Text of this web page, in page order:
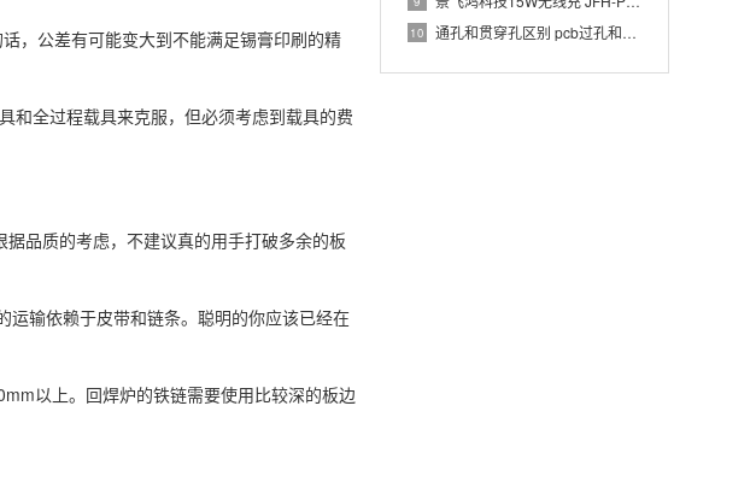
10 通孔和贯穿孔区别 pcb过孔和通孔区别
，公差有可能变大到不能满足锡膏印刷的精
和全过程载具来克服，但必须考虑到载具的费
品质的考虑，不建议真的用手打破多余的板
运输依赖于皮带和链条。聪明的你应该已经在
以上。回焊炉的铁链需要使用比较深的板边